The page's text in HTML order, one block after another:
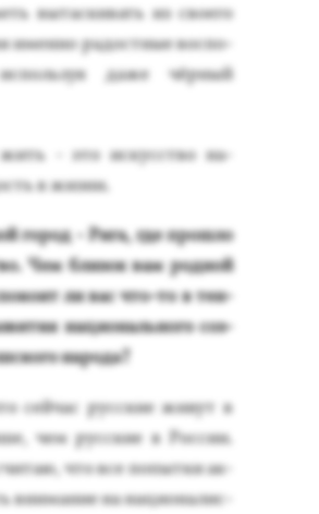
вы­тас­ки­вать из сво­его
имен­но ра­дос­тные вос­по­
да­же чёр­ный
- это ис­кусс­тво на­
в жиз­ни.
го­род - Ри­га, где прош­ло
Чем бли­зок вам род­ной
ли вас что-то в тен­
на­ци­ональ­но­го соз­
на­рода?
сей­час рус­ские жи­вут в
чем рус­ские в Рос­сии.
что все по­пыт­ки ак­
вни­мание на на­ци­она­лис­